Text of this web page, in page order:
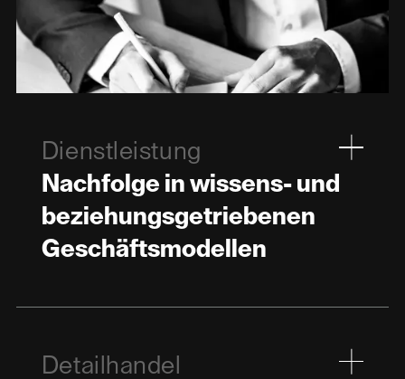
Dienstleistung
Nachfolge in wissens- und
beziehungsgetriebenen
Geschäftsmodellen
Detailhandel